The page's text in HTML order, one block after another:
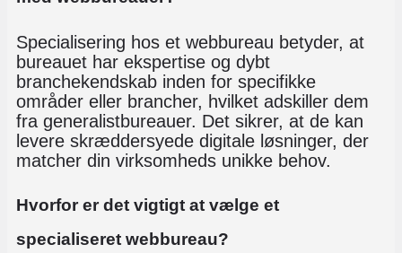
Specialisering hos et webbureau betyder, at
bureauet har ekspertise og dybt
branchekendskab inden for specifikke
områder eller brancher, hvilket adskiller dem
fra generalistbureauer. Det sikrer, at de kan
levere skræddersyede digitale løsninger, der
matcher din virksomheds unikke behov.
Hvorfor er det vigtigt at vælge et
specialiseret webbureau?